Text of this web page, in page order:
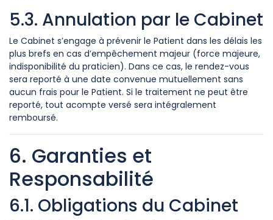
5.3. Annulation par le Cabinet
Le Cabinet s’engage à prévenir le Patient dans les délais les
plus brefs en cas d’empêchement majeur (force majeure,
indisponibilité du praticien). Dans ce cas, le rendez-vous
sera reporté à une date convenue mutuellement sans
aucun frais pour le Patient. Si le traitement ne peut être
reporté, tout acompte versé sera intégralement
remboursé.
6. Garanties et
Responsabilité
6.1. Obligations du Cabinet